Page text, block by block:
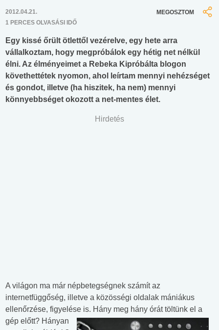
2012.04.21.
1 PERCES OLVASÁSI IDŐ
MEGOSZTOM
Egy kissé őrült ötlettől vezérelve, egy hete arra
vállalkoztam, hogy megpróbálok egy hétig net nélkül
élni. Az élményeimet a Rebeka Kipróbálta blogon
követhettétek nyomon, ahol leírtam mennyi nehézséget
és gondot, illetve (ha hiszitek, ha nem) mennyi
könnyebbséget okozott a net-mentes élet.
Hirdetés
A világon ma már népbetegségnek számít az
internetfüggőség, illetve a közösségi oldalak mániákus
ellenőrzése, figyelése is. Hány meg hány órát töltünk el a
gép előtt? Hányan